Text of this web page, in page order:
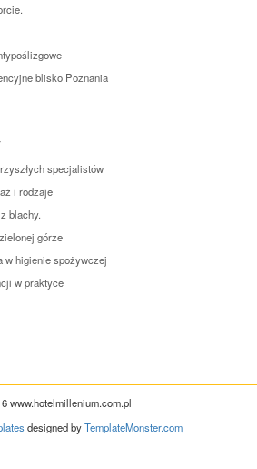
blisko Poznania
specjalistów
i rodzaje
blachy.
górze
w higienie spożywczej
w praktyce
www.hotelmillenium.com.pl
designed byTemplateMonster.com